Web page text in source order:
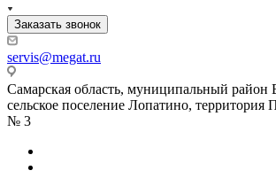
Заказать звонок
servis@megat.ru
Самарская область, муниципальный район
сельское поселение Лопатино, территория
№ 3